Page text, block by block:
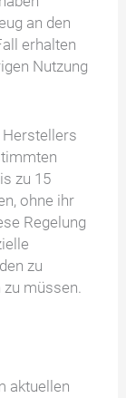
an den
erhalten
Nutzung
zu 15
ohne ihr
Regelung
zu
müssen.
aktuellen